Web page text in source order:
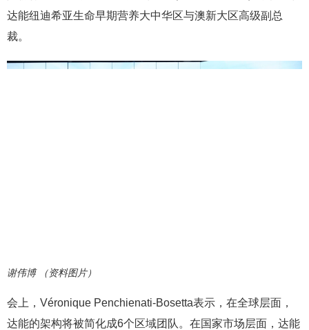
达能纽迪希亚生命早期营养大中华区与澳新大区高级副总
裁。
谢伟博 （资料图片）
会上，Véronique Penchienati-Bosetta表示，在全球层面，
达能的架构将被简化成6个区域团队。在国家市场层面，达能